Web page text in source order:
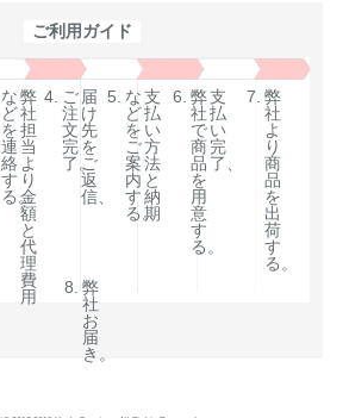
ご利用ガイド
な
ど
を
連
絡
す
る。
弊
社
担
当
よ
り
金
額
と
代
理
費
用
4. ご
注
文
完
了。
届
け
先
を
ご
返
信、
5. な
ど
を
ご
案
内
す
る。
支
払
い
方
法
と
納
期
6. 弊
社
で
商
品
を
用
意
す
る。
支
払
い
完
了、
7. 弊
社
よ
り
商
品
を
出
荷
す
る。
8. 弊
社
お
届
き。